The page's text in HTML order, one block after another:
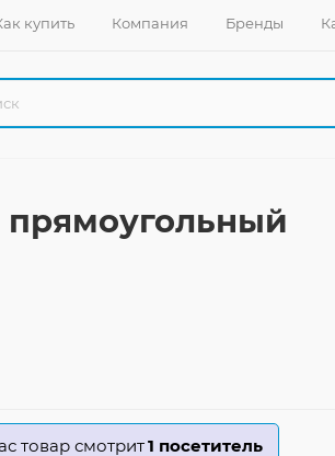
купить Компания Бренды
прямоугольный
товар смотрит1 посетитель